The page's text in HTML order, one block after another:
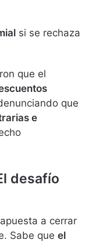
si se rechaza
que el
que
e
desafío
a cerrar
Sabe que el